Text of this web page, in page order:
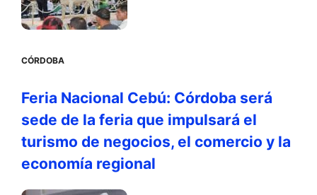
CÓRDOBA
Feria Nacional Cebú: Córdoba será
sede de la feria que impulsará el
turismo de negocios, el comercio y la
economía regional